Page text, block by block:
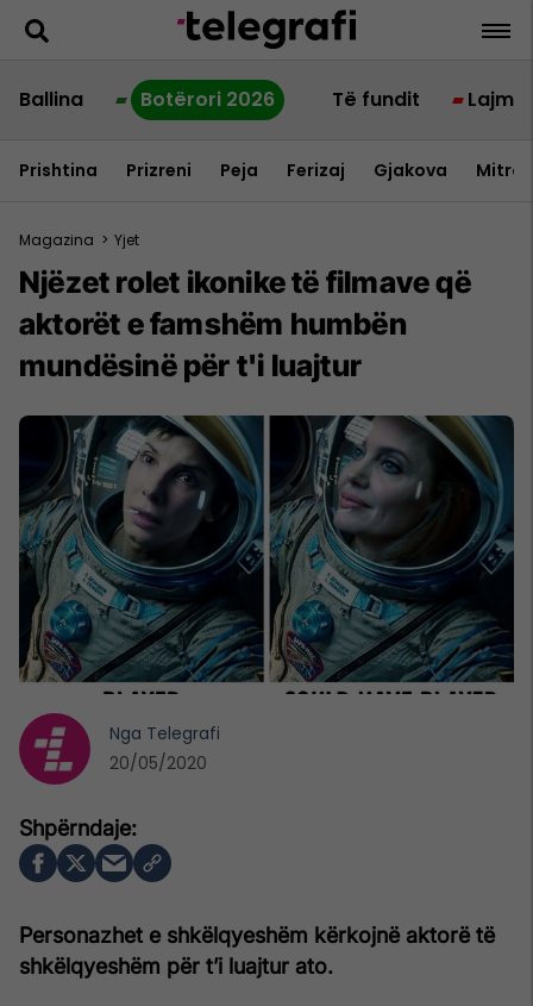
Ballina Botërori 2026 Të fundit Lajme
Prishtina Prizreni Peja Ferizaj Gjakova
Magazina > Yjet
Njëzet rolet ikonike të filmave që
aktorët e famshëm humbën
mundësinë për t'i luajtur
Personazhet e shkëlqyeshëm kërkojnë aktorë të
shkëlqyeshëm për t’i luajtur ato.
Nga Telegrafi
20/05/2020